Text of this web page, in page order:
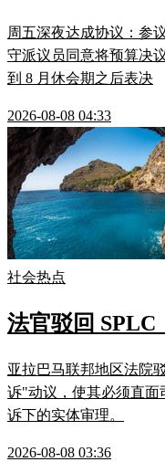
周五深夜达成协议：参
守派议员同意将预算决
到 8 月休会期之后表决
2026-08-08 04:33
社会热点
法官驳回 SPLC
亚拉巴马联邦地区法院
诉"动议，使其必须直面
诉下的实体审理。
2026-08-08 03:36